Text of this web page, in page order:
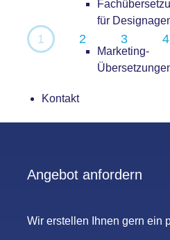
für
Marketing-
Kontakt
1 2 3 4
Angebot anfordern
Wir erstellen Ihnen gern ein